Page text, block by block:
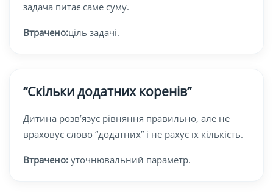
задача питає саме суму.
Втрачено:ціль задачі.
“Скільки додатних коренів”
Дитина розв’язує рівняння правильно, але не
враховує слово “додатних” і не рахує їх кількість.
Втрачено: уточнювальний параметр.